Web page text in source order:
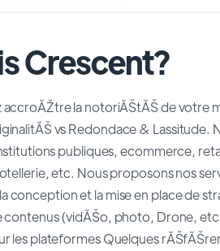
Crescent?
accroĂŽtre la notoriĂŠtĂŠ de votre
vs Redondace & Lassitude.
publiques, ecommerce,
etc. Nous proposons nos
conception et la mise en place de
contenus (vidĂŠo, photo, Drone,
les plateformes Quelques